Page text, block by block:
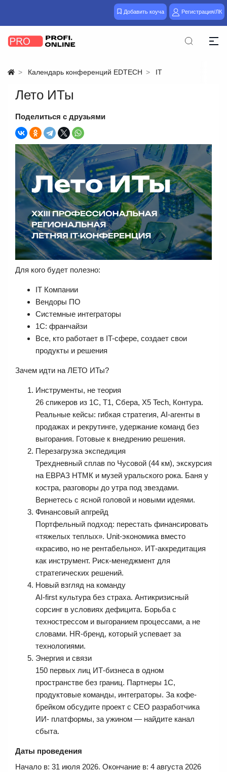
Добавить коуча Регистрация/ЛК
Календарь конференций EDTECH IT
Лето ИТы
Поделиться с друзьями
Для кого будет полезно:
IT Компании
Вендоры ПО
Системные интеграторы
1С: франчайзи
Все, кто работает в IT-сфере, создает свои
продукты и решения
Зачем идти на ЛЕТО ИТы?
Инструменты, не теория
26 спикеров из 1С, Т1, Сбера, X5 Tech, Контура.
Реальные кейсы: гибкая стратегия, AI-агенты в
продажах и рекрутинге, удержание команд без
выгорания. Готовые к внедрению решения.
Перезагрузка экспедиция
Трехдневный сплав по Чусовой (44 км), экскурсия
на ЕВРАЗ НТМК и музей уральского рока. Баня у
костра, разговоры до утра под звездами.
Вернетесь с ясной головой и новыми идеями.
Финансовый апгрейд
Портфельный подход: перестать финансировать
«тяжелых теплых». Unit-экономика вместо
«красиво, но не рентабельно». ИТ-аккредитация
как инструмент. Риск-менеджмент для
стратегических решений.
Новый взгляд на команду
AI-first культура без страха. Антикризисный
сорсинг в условиях дефицита. Борьба с
технострессом и выгоранием процессами, а не
словами. HR-бренд, который успевает за
технологиями.
Энергия и связи
150 первых лиц ИТ-бизнеса в одном
пространстве без границ. Партнеры 1С,
продуктовые команды, интеграторы. За кофе-
брейком обсудите проект с CEO разработчика
ИИ- платформы, за ужином — найдите канал
сбыта.
Даты проведения
Начало в: 31 июля 2026. Окончание в: 4 августа 2026